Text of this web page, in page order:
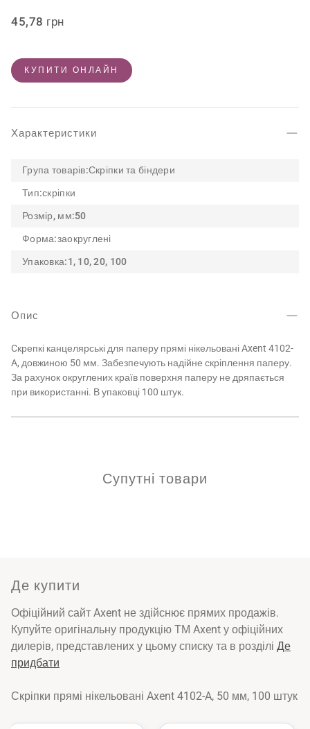
Звичайна
45,78 грн
КУПИТИ ОНЛАЙН
Характеристики
Група товарів:Скріпки та біндери
Тип:скріпки
Розмір, мм:50
Форма:заокруглені
Упаковка:1, 10, 20, 100
Опис
Cкрепкі канцелярські для паперу прямі нікельовані Axent 4102-
A, довжиною 50 мм. Забезпечують надійне скріплення паперу.
За рахунок округлених країв поверхня паперу не дряпається
при використанні. В упаковці 100 штук.
Супутні товари
Де купити
Офіційний сайт Axent не здійснює прямих продажів.
Купуйте оригінальну продукцію ТМ Axent у офіційних
дилерів, представлених у цьому списку та в розділі Де
придбати
Скріпки прямі нікельовані Axent 4102-A, 50 мм, 100 штук